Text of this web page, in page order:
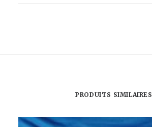
PRODUITS SIMILAIRES